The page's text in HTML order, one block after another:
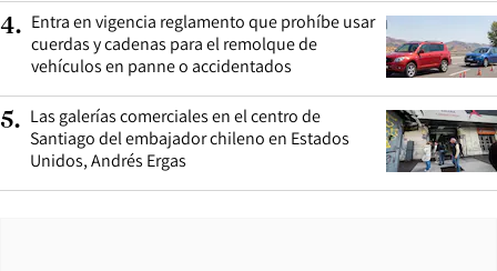
4. Entra en vigencia reglamento que prohíbe usar
cuerdas y cadenas para el remolque de
vehículos en panne o accidentados
5. Las galerías comerciales en el centro de
Santiago del embajador chileno en Estados
Unidos, Andrés Ergas